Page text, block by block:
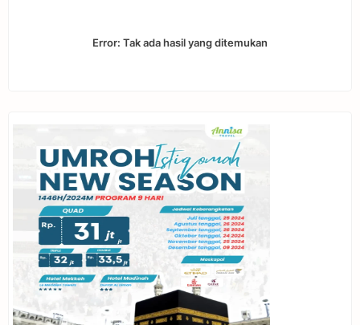
Error: Tak ada hasil yang ditemukan